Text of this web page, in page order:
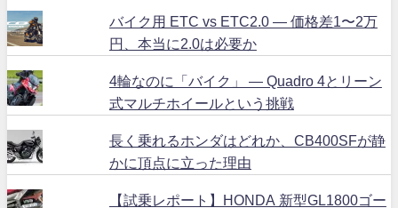
バイク用 ETC vs ETC2.0 ― 価格差1〜2万
円、本当に2.0は必要か
4輪なのに「バイク」 ― Quadro 4とリーン
式マルチホイールという挑戦
長く乗れるホンダはどれか、CB400SFが静
かに頂点に立った理由
【試乗レポート】HONDA 新型GL1800ゴー